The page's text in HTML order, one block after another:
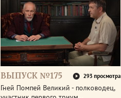
ВЫПУСК №175 293 просмотра
Гней Помпей Великий - полководец,